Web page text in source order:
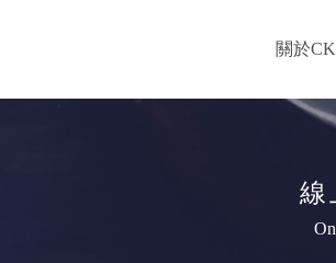
關於CK
線